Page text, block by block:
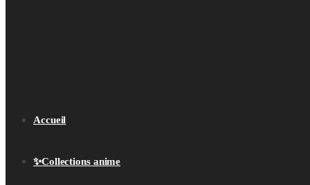
Accueil
✨Collections anime